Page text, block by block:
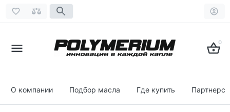
0
О компании Подбор масла Где купить